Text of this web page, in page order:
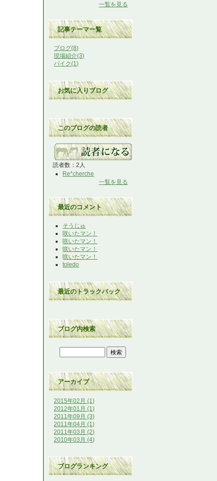
一覧を見る
記事テーマ一覧
ブログ(8)
現場紹介(3)
バイク(1)
お気に入りブログ
このブログの読者
読者数：2人
Re*cherche
一覧を見る
最近のコメント
そうじゅ
咲いたマン！
咲いたマン！
咲いたマン！
咲いたマン！
toledo
最近のトラックバック
ブログ内検索
アーカイブ
2015年02月 (1)
2012年01月 (1)
2011年09月 (3)
2011年04月 (1)
2011年03月 (2)
2010年03月 (4)
ブログランキング